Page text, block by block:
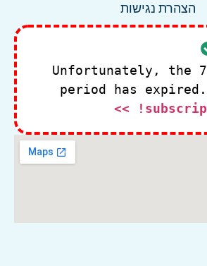
הצהרת נגישות
Unfortunately, the
period has expired.